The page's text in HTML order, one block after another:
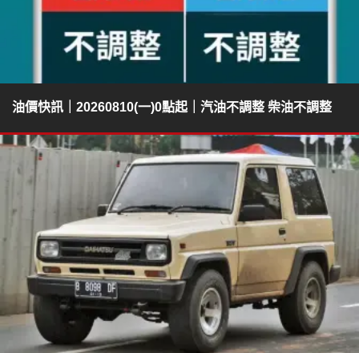
油價快訊｜20260810(一)0點起｜汽油不調整 柴油不調整